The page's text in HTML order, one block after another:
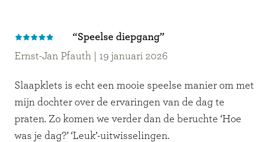
“Speelse diepgang”
Ernst-Jan Pfauth
19 januari 2026
Slaapklets is echt een mooie speelse manier om met
mijn dochter over de ervaringen van de dag te
praten. Zo komen we verder dan de beruchte ‘Hoe
was je dag?’ ‘Leuk’-uitwisselingen.